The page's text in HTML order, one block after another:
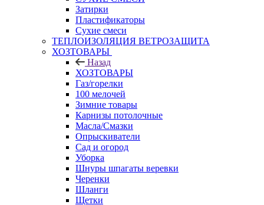
Затирки
Пластификаторы
Сухие смеси
ТЕПЛОИЗОЛЯЦИЯ ВЕТРОЗАЩИТА
ХОЗТОВАРЫ
Назад
ХОЗТОВАРЫ
Газ/горелки
100 мелочей
Зимние товары
Карнизы потолочные
Масла/Смазки
Опрыскиватели
Сад и огород
Уборка
Шнуры шпагаты веревки
Черенки
Шланги
Щетки